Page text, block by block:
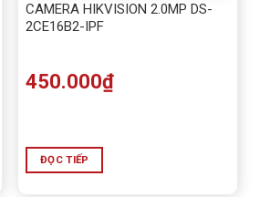
CAMERA HIKVISION 2.0MP DS-
2CE16B2-IPF
450.000₫
ĐỌC TIẾP